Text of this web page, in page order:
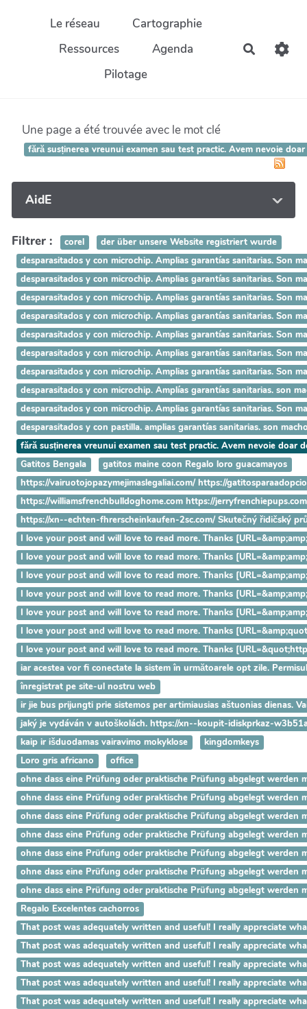
Aller au contenu principal
Le réseau
Cartographie
Ressources
Agenda
Pilotage
Une page a été trouvée avec le mot clé
fără susținerea vreunui examen sau test practic. Avem nevoie
AidE
Filtrer : corel
der über unsere Website registriert wurde
desparasitados y con microchip. Amplias garantías sanitarias. Son
desparasitados y con microchip. Amplias garantías sanitarias. Son
desparasitados y con microchip. Amplias garantías sanitarias. Son
desparasitados y con microchip. Amplias garantías sanitarias. Son
desparasitados y con microchip. Amplias garantías sanitarias. Son
desparasitados y con microchip. Amplias garantías sanitarias. Son
desparasitados y con microchip. Amplias garantías sanitarias.
desparasitados y con microchip. Amplías garantías sanitarias. son
desparasitados y con microchip. Amplias garantías sanitarias. Son
desparasitados y con pastilla. amplias garantías sanitarias. son
fără susținerea vreunui examen sau test practic. Avem nevoie doar
Gatitos Bengala
gatitos maine coon Regalo loro guacamayos
https://vairuotojopazymejimaslegaliai.com/ https://
https://williamsfrenchbulldoghome.com https://
https://xn--echten-fhrerscheinkaufen-2sc.com/ Skutečný řidičský
I love your post and will love to read more. Thanks
I love your post and will love to read more. Thanks
I love your post and will love to read more. Thanks
I love your post and will love to read more. Thanks
I love your post and will love to read more. Thanks
I love your post and will love to read more. Thanks
I love your post and will love to read more. Thanks
iar acestea vor fi conectate la sistem în următoarele opt zile.
înregistrat pe site-ul nostru web
ir jie bus prijungti prie sistemos per artimiausias aštuonias dienas.
jaký je vydáván v autoškolách. https://xn--koupit-idiskprkaz-
kaip ir išduodamas vairavimo mokyklose
kingdomkeys
Loro gris africano
office
ohne dass eine Prüfung oder praktische Prüfung abgelegt werden
ohne dass eine Prüfung oder praktische Prüfung abgelegt werden
ohne dass eine Prüfung oder praktische Prüfung abgelegt werden
ohne dass eine Prüfung oder praktische Prüfung abgelegt werden
ohne dass eine Prüfung oder praktische Prüfung abgelegt werden
ohne dass eine Prüfung oder praktische Prüfung abgelegt werden
ohne dass eine Prüfung oder praktische Prüfung abgelegt werden
Regalo Excelentes cachorros
That post was adequately written and useful! I really appreciate
That post was adequately written and useful! I really appreciate
That post was adequately written and useful! I really appreciate
That post was adequately written and useful! I really appreciate
That post was adequately written and useful! I really appreciate